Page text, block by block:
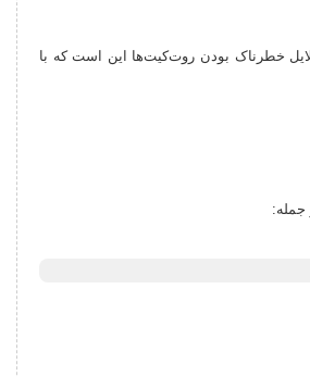
خطرناک بودن روت‌کیت‌ها این است که با
جمله: